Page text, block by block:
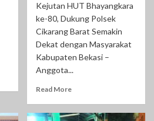
Kejutan HUT Bhayangkara
ke-80, Dukung Polsek
Cikarang Barat Semakin
Dekat dengan Masyarakat
Kabupaten Bekasi –
Anggota...
Read More